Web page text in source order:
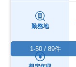
勤務地
1-50 / 89件